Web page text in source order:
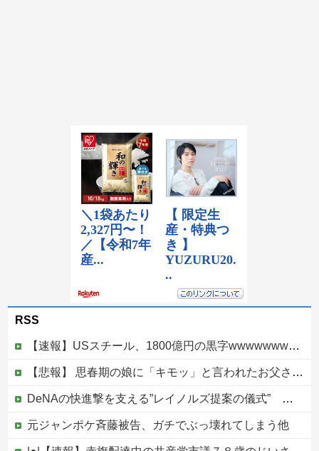
RSS
【速報】USスチール、1800億円の黒字wwwwwwwwwwwwwwwwwwwwwwww
【悲報】 思春期の娘に「キモッ」と言われたお父さん、グレるｗｗｗｗｗｗｗ
DeNAの快進撃を支える”レイノルズ提案の儀式” 決勝2ランの宮下が明かす「儀式を始めてから、チームが一つになっている」
元ジャンポケ斉藤被告、ガチでぶっ壊れてしまう他